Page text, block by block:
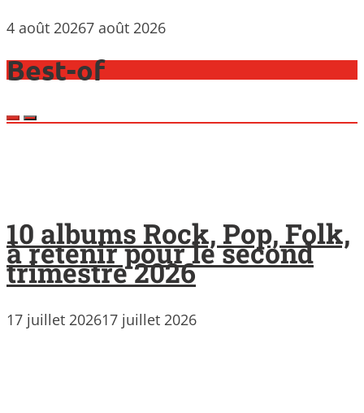
4 août 20267 août 2026
Best-of
10 albums Rock, Pop, Folk,
à retenir pour le second
trimestre 2026
17 juillet 202617 juillet 2026